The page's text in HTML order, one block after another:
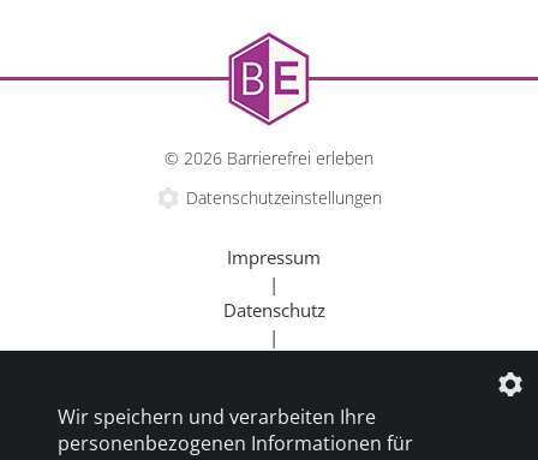
© 2026 Barrierefrei erleben
Datenschutzeinstellungen
Impressum
|
Datenschutz
|
Beratung
|
Wir speichern und verarbeiten Ihre
personenbezogenen Informationen für